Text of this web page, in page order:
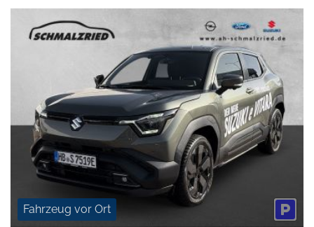
Fahrzeug vor Ort